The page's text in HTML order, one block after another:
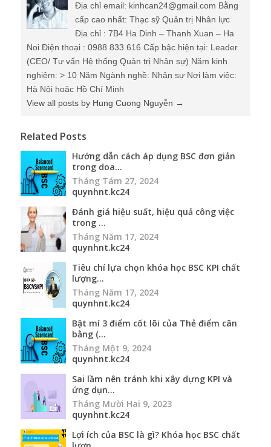
Địa chỉ email: kinhcan24@gmail.com Bằng
cấp cao nhất: Thạc sỹ Quản trị Nhân lực
Địa chỉ : 7B4 Ha Dinh – Thanh Xuan – Ha
Noi Điện thoại : 0988 833 616 Cấp bậc hiện tại: Leader
(CEO/ Tư vấn Hệ thống Quản trị Nhân sự) Năm kinh
nghiệm: > 10 Năm Ngành nghề: Nhân sự Nơi làm việc:
Hà Nội hoặc Hồ Chí Minh
View all posts by Hung Cuong Nguyễn →
Related Posts
Hướng dẫn cách áp dụng BSC đơn giản
trong doa...
Tháng Tám 27, 2024
quynhnt.kc24
Đánh giá hiệu suất, hiệu quả công việc
trong ...
Tháng Năm 17, 2024
quynhnt.kc24
Tiêu chí lựa chọn khóa học BSC KPI chất
lượng...
Tháng Năm 17, 2024
quynhnt.kc24
Bật mí 3 điểm cốt lõi của Thẻ điểm cân
bằng (...
Tháng Một 9, 2024
quynhnt.kc24
Sai lầm nên tránh khi xây dựng KPI và
ứng dụn...
Tháng Mười Hai 9, 2023
quynhnt.kc24
Lợi ích của BSC là gì? Khóa học BSC chất